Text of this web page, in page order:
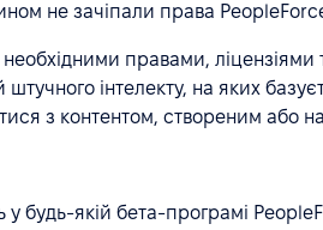
не зачіпали права PeopleForce
необхідними правами,
інтелекту, на яких
з контентом, створеним
будь-якій бета-програмі